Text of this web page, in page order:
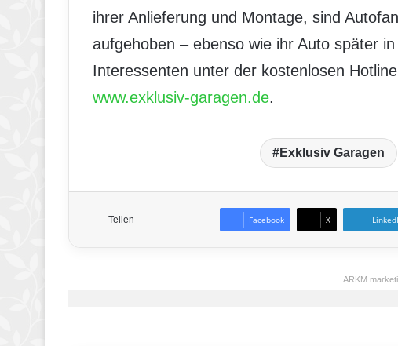
ihrer Anlieferung und Montage, sind
aufgehoben – ebenso wie ihr Auto später
Interessenten unter der kostenlosen
www.exklusiv-garagen.de.
Exklusiv Garagen
Teilen Facebook X